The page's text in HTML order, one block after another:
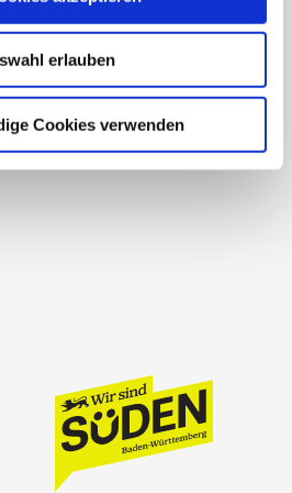
erlauben
Cookies verwenden
Bureau
conditions